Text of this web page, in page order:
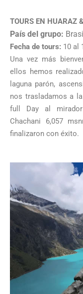
TOURS EN HUARAZ
País del grupo:
Fecha de tours: 10 al
Una vez más
ellos hemos
laguna parón,
nos trasladamos a la
full Day al
Chachani 6,057
finalizaron con éxito.